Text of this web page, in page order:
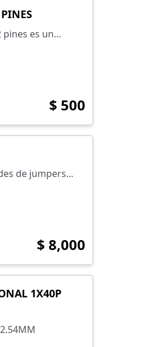
$ 500
de jumpers
$ 8,000
1X40P